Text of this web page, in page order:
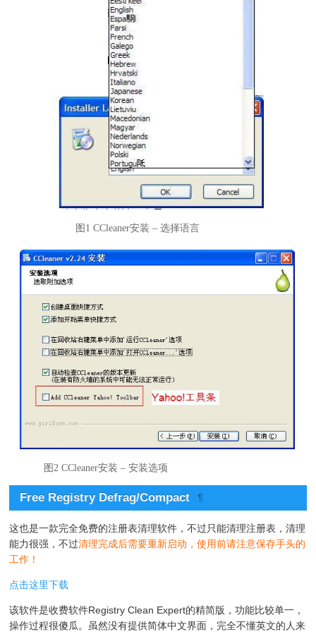
图1 CCleaner安装 – 选择语言
图2 CCleaner安装 – 安装选项
Free Registry Defrag/Compact ¶
这也是一款完全免费的注册表清理软件，不过只能清理注册表，清理
能力很强，不过清理完成后需要重新启动，使用前请注意保存手头的
工作！
点击这里下载
该软件是收费软件Registry Clean Expert的精简版，功能比较单一，
操作过程很傻瓜。虽然没有提供简体中文界面，完全不懂英文的人来